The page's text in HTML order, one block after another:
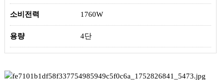
소비전력 1760W
용량 4단